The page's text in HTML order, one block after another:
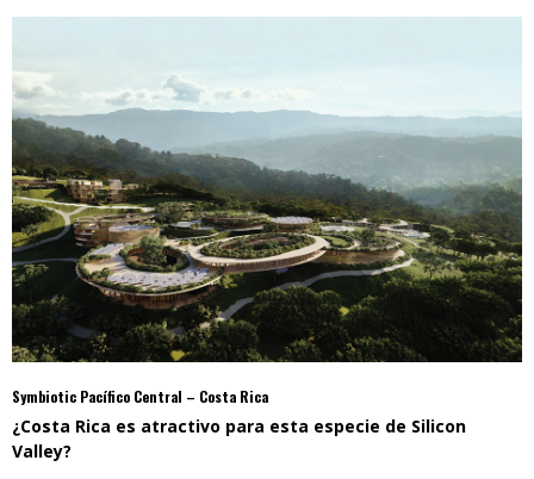
Symbiotic Pacífico Central – Costa Rica
¿Costa Rica es atractivo para esta especie de Silicon
Valley?